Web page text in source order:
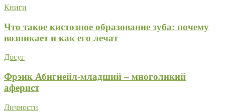
Книги
Что такое кистозное образование зуба: почему
возникает и как его лечат
Досуг
Фрэнк Абигнейл-младший – многоликий
аферист
Личности